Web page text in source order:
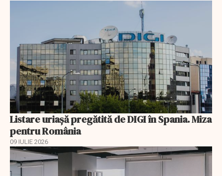
Listare uriașă pregătită de DIGI în Spania. Miza
pentru România
09 IULIE 2026